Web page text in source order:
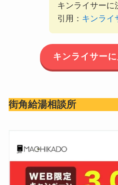
キンライサーに
引用： キンライ
キンライサー
街角給湯相談所